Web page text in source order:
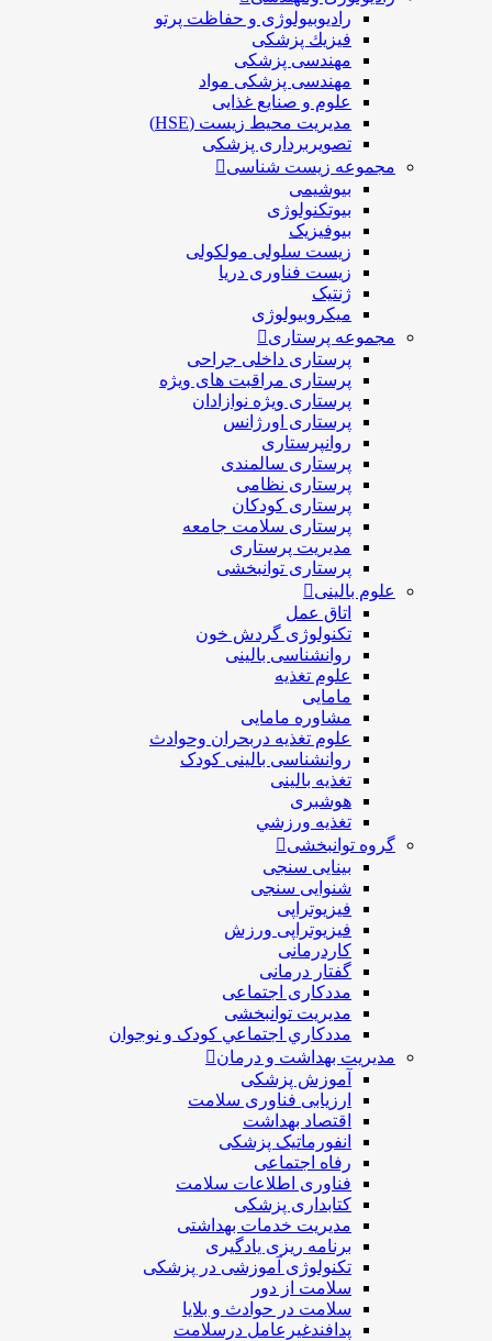
رادیوبیولوژی و حفاظت پرتو
فيزيك پزشکی
مهندسی پزشکی
مهندسی پزشکی مواد
علوم و صنايع غذایی
مدیریت محیط زیست (HSE)
تصویربرداری پزشکی
مجموعه زیست شناسی
بیوشیمی
بیوتکنولوژی
بیوفیزیک
زیست سلولی مولکولی
زیست فناوری دریا
ژنتیک
میکروبیولوژی
مجموعه پرستاری
پرستاری داخلی جراحی
پرستاری مراقبت های ويژه
پرستاری ويژه نوازادان
پرستاری اورژانس
روانپرستاری
پرستاری سالمندی
پرستاری نظامی
پرستاری کودکان
پرستاری سلامت جامعه
مدیریت پرستاری
پرستاری توانبخشی
علوم بالینی
اتاق عمل
تکنولوژی گردش خون
روانشناسی بالینی
علوم تغذیه
مامایی
مشاوره مامایی
علوم تغذیه دربحران وحوادث
روانشناسی بالینی کودک
تغذیه بالینی
هوشبری
تغذيه ورزشي
گروه توانبخشی
بینایی سنجی
شنوایی سنجی
فیزیوتراپی
فیزیوتراپی ورزش
کاردرمانی
گفتار درمانی
مددکاری اجتماعی
مديريت توانبخشی
مددکاري اجتماعي کودک و نوجوان
مدیریت بهداشت و درمان
آموزش پزشکی
ارزیابی فناوری سلامت
اقتصاد بهداشت
انفورماتیک پزشکی
رفاه اجتماعی
فناوری اطلاعات سلامت
کتابداری پزشکی
مديريت خدمات بهداشتی
برنامه ریزی یادگیری
تکنولوژی آموزشی در پزشکی
سلامت از دور
سلامت در حوادث و بلایا
پدافندغیرعامل درسلامت